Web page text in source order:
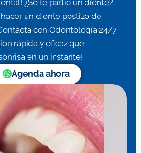
¿Se te partió un diente?
un diente postizo de
con Odontología 24/7
rápida y eficaz que
en un instante!
Agenda ahora